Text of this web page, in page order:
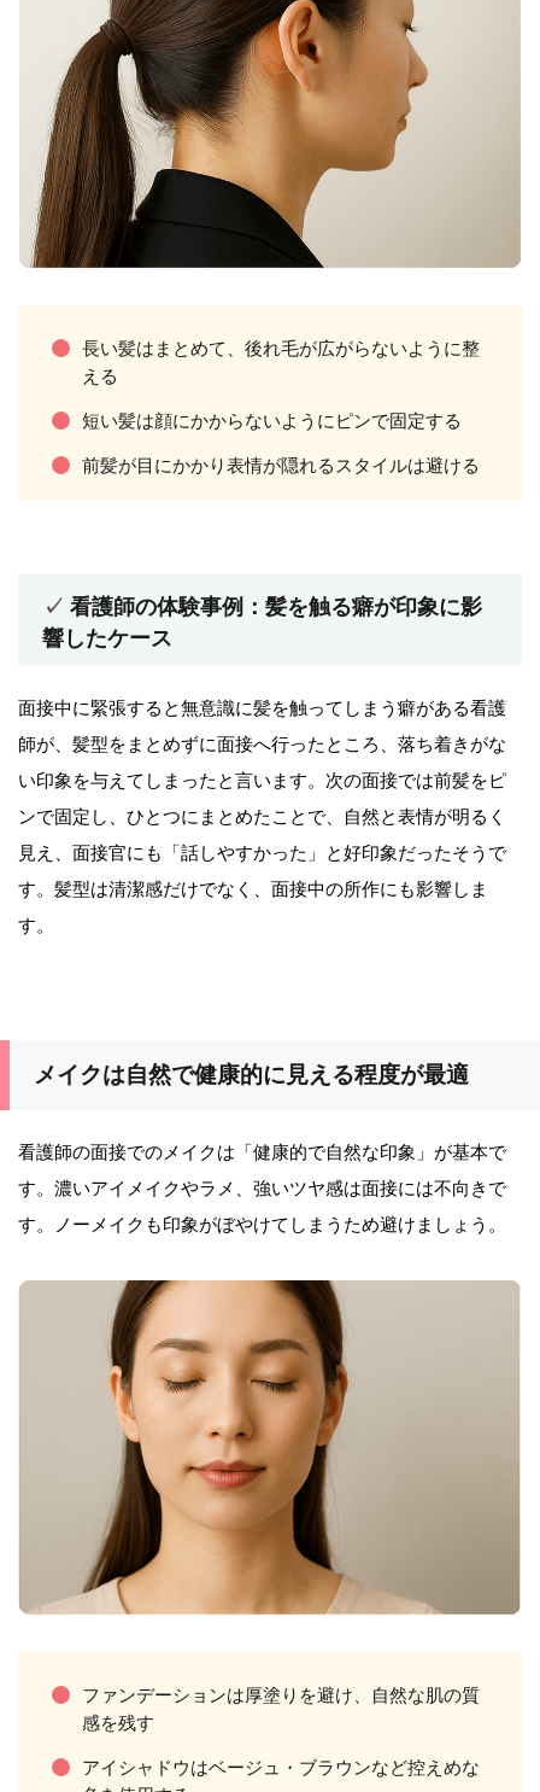
長い髪はまとめて、後れ毛が広がらないように整
える
短い髪は顔にかからないようにピンで固定する
前髪が目にかかり表情が隠れるスタイルは避ける
看護師の体験事例：髪を触る癖が印象に影
響したケース
面接中に緊張すると無意識に髪を触ってしまう癖がある看護
師が、髪型をまとめずに面接へ行ったところ、落ち着きがな
い印象を与えてしまったと言います。次の面接では前髪をピ
ンで固定し、ひとつにまとめたことで、自然と表情が明るく
見え、面接官にも「話しやすかった」と好印象だったそうで
す。髪型は清潔感だけでなく、面接中の所作にも影響しま
す。
メイクは自然で健康的に見える程度が最適
看護師の面接でのメイクは「健康的で自然な印象」が基本で
す。濃いアイメイクやラメ、強いツヤ感は面接には不向きで
す。ノーメイクも印象がぼやけてしまうため避けましょう。
ファンデーションは厚塗りを避け、自然な肌の質
感を残す
アイシャドウはベージュ・ブラウンなど控えめな